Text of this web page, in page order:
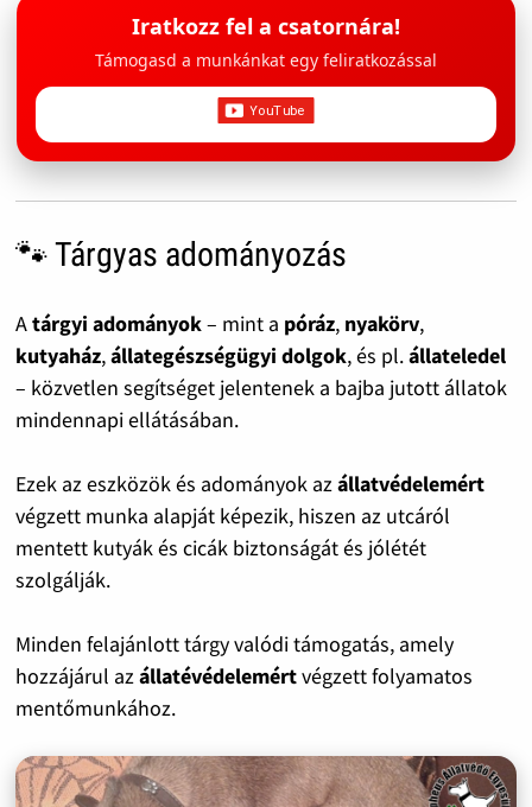
Iratkozz fel a csatornára!
Támogasd a munkánkat egy feliratkozással
🐾 Tárgyas adományozás
Atárgyi adományok– mint a póráz, nyakörv,
kutyaház,állategészségügyi dolgok, és pl.állateledel
– közvetlen segítséget jelentenek a bajba jutott állatok
mindennapi ellátásában.
Ezek az eszközök és adományok azállatvédelemért
végzett munka alapját képezik, hiszen az utcáról
mentett kutyák és cicák biztonságát és jólétét
szolgálják.
Minden felajánlott tárgy valódi támogatás, amely
hozzájárul azállatévédelemértvégzett folyamatos
mentőmunkához.